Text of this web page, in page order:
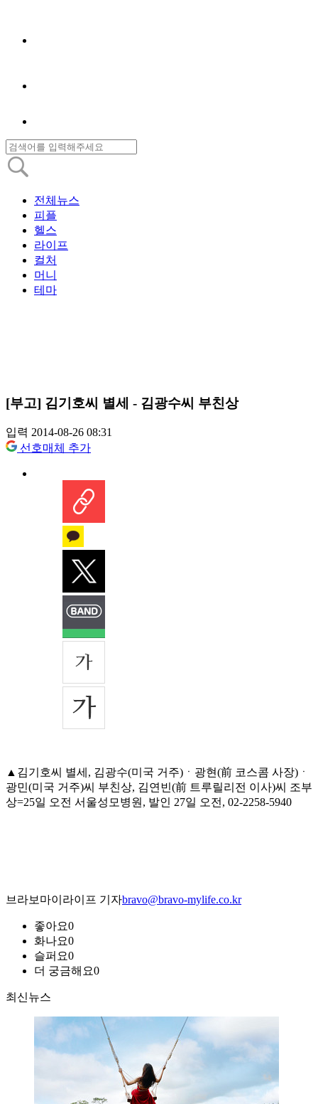
전체뉴스
피플
헬스
라이프
컬처
머니
테마
[부고] 김기호씨 별세 - 김광수씨 부친상
입력 2014-08-26 08:31
선호매체 추가
▲김기호씨 별세, 김광수(미국 거주)ㆍ광현(前 코스콤 사장)ㆍ
광민(미국 거주)씨 부친상, 김연빈(前 트루릴리전 이사)씨 조부
상=25일 오전 서울성모병원, 발인 27일 오전, 02-2258-5940
브라보마이라이프 기자bravo@bravo-mylife.co.kr
좋아요0
화나요0
슬퍼요0
더 궁금해요0
최신뉴스